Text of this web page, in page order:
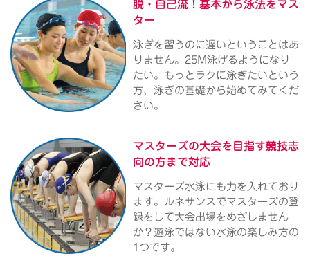
脱・自己流！ 基本から泳法をマス
ター
泳ぎを習うのに遅いということはあ
りません。25M泳げるようになり
たい。もっとラクに泳ぎたいという
方、泳ぎの基礎から始めてみてくだ
さい。
マスターズの大会を目指す競技志
向の方まで対応
マスターズ水泳にも力を入れており
ます。ルネサンスでマスターズの登
録をして大会出場をめざしません
か？遊泳ではない水泳の楽しみ方の
1つです。